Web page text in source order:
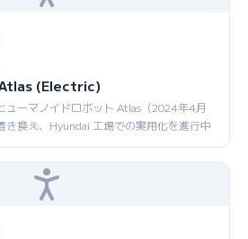
(Electric)
ューマノイドロボット Atlas（2024年4月
き換え、Hyundai 工場での実用化を進行中